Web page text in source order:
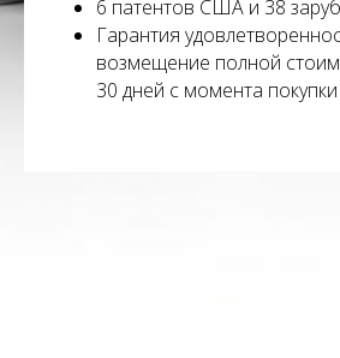
6 патентов США и 38
Гарантия
возмещение полной
30 дней с момента покупки